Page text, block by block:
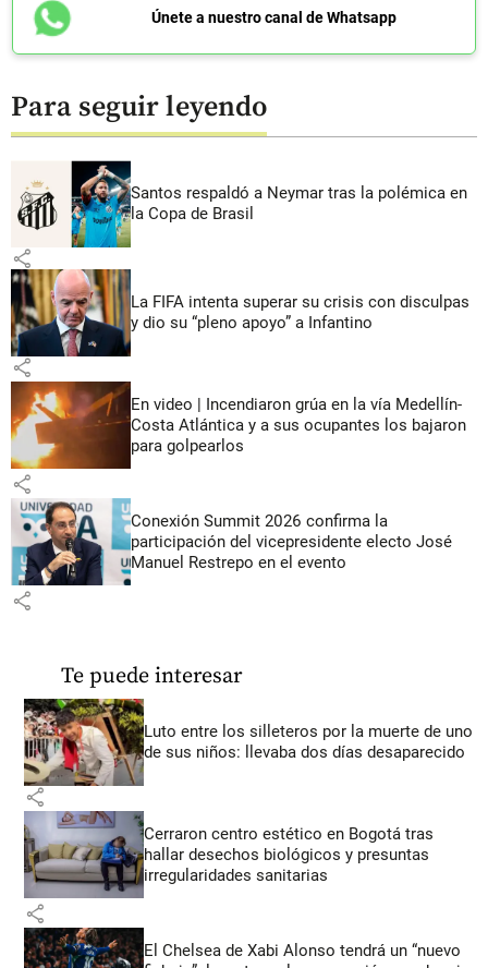
Únete a nuestro canal de Whatsapp
Para seguir leyendo
Santos respaldó a Neymar tras la polémica en
la Copa de Brasil
share
La FIFA intenta superar su crisis con disculpas
y dio su “pleno apoyo” a Infantino
share
En video | Incendiaron grúa en la vía Medellín-
Costa Atlántica y a sus ocupantes los bajaron
para golpearlos
share
Conexión Summit 2026 confirma la
participación del vicepresidente electo José
Manuel Restrepo en el evento
share
Te puede interesar
Luto entre los silleteros por la muerte de uno
de sus niños: llevaba dos días desaparecido
share
Cerraron centro estético en Bogotá tras
hallar desechos biológicos y presuntas
irregularidades sanitarias
share
El Chelsea de Xabi Alonso tendrá un “nuevo